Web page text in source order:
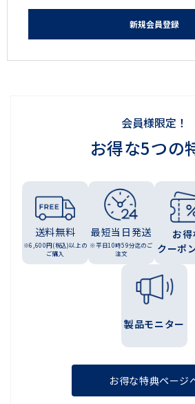
会員様限定！
お得な5つの
送料無料
※6,600円(税込)以上の
ご購入
最短当日発送
※平日10時59分迄のご
注文
お得
クーポ
製品モニター
お得な特典ページ